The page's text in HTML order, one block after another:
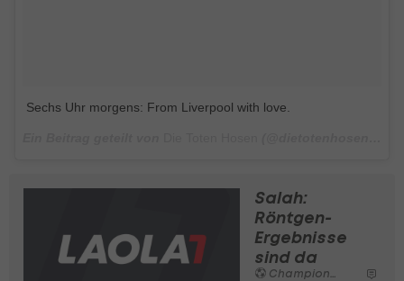
Sechs Uhr morgens: From Liverpool with love.
Salah:
Röntgen-
Ergebnisse
sind da
Champions League